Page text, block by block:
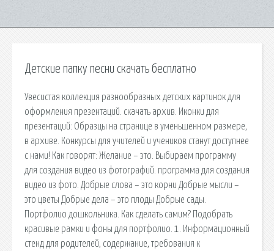
Детские папку песни скачать бесплатно
Увесистая коллекция разнообразных детских картинок для
оформления презентаций. скачать архив. Иконки для
презентаций: Образцы на странице в уменьшенном размере,
в архиве. Конкурсы для учителей и учеников станут доступнее
с нами! Как говорят: Желание – это. Выбираем программу
для создания видео из фотографий. программа для создания
видео из фото. Добрые слова – это корни Добрые мысли –
это цветы Добрые дела – это плоды Добрые сады.
Портфолио дошкольника. Как сделать самим? Подобрать
красивые рамки и фоны для портфолио. 1. Информационный
стенд для родителей, содержание, требования к